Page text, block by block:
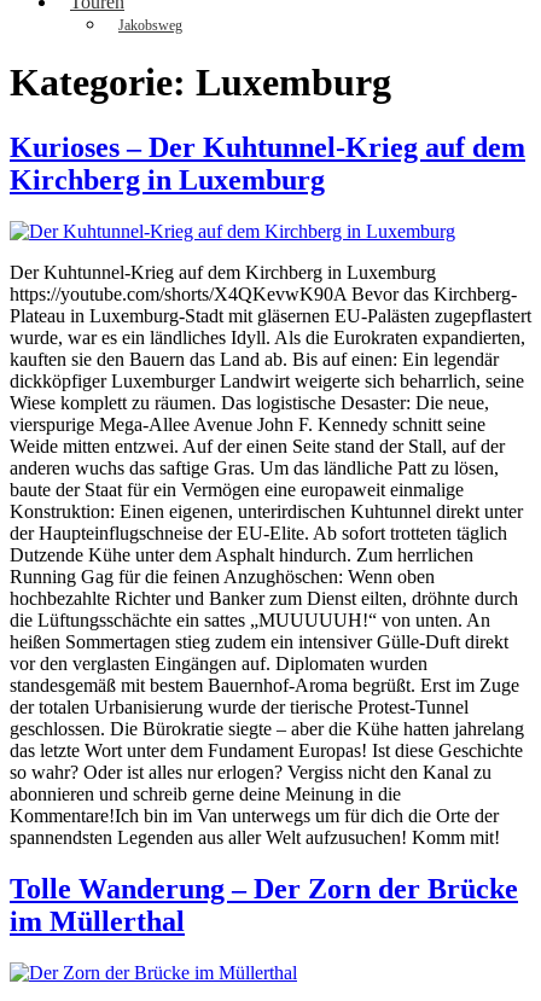
Jakobsweg
Kategorie: Luxemburg
Kurioses – Der Kuhtunnel-Krieg auf dem
Kirchberg in Luxemburg
Der Kuhtunnel-Krieg auf dem Kirchberg in Luxemburg
https://youtube.com/shorts/X4QKevwK90A Bevor das Kirchberg-
Plateau in Luxemburg-Stadt mit gläsernen EU-Palästen zugepflastert
wurde, war es ein ländliches Idyll. Als die Eurokraten expandierten,
kauften sie den Bauern das Land ab. Bis auf einen: Ein legendär
dickköpfiger Luxemburger Landwirt weigerte sich beharrlich, seine
Wiese komplett zu räumen. Das logistische Desaster: Die neue,
vierspurige Mega-Allee Avenue John F. Kennedy schnitt seine
Weide mitten entzwei. Auf der einen Seite stand der Stall, auf der
anderen wuchs das saftige Gras. Um das ländliche Patt zu lösen,
baute der Staat für ein Vermögen eine europaweit einmalige
Konstruktion: Einen eigenen, unterirdischen Kuhtunnel direkt unter
der Haupteinflugschneise der EU-Elite. Ab sofort trotteten täglich
Dutzende Kühe unter dem Asphalt hindurch. Zum herrlichen
Running Gag für die feinen Anzughöschen: Wenn oben
hochbezahlte Richter und Banker zum Dienst eilten, dröhnte durch
die Lüftungsschächte ein sattes „MUUUUUH!“ von unten. An
heißen Sommertagen stieg zudem ein intensiver Gülle-Duft direkt
vor den verglasten Eingängen auf. Diplomaten wurden
standesgemäß mit bestem Bauernhof-Aroma begrüßt. Erst im Zuge
der totalen Urbanisierung wurde der tierische Protest-Tunnel
geschlossen. Die Bürokratie siegte – aber die Kühe hatten jahrelang
das letzte Wort unter dem Fundament Europas! Ist diese Geschichte
so wahr? Oder ist alles nur erlogen? Vergiss nicht den Kanal zu
abonnieren und schreib gerne deine Meinung in die
Kommentare!Ich bin im Van unterwegs um für dich die Orte der
spannendsten Legenden aus aller Welt aufzusuchen! Komm mit!
Tolle Wanderung – Der Zorn der Brücke
im Müllerthal